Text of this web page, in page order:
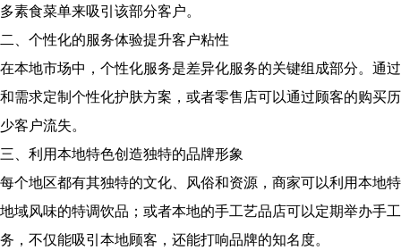
多素食菜单来吸引该部分客户。
二、个性化的服务体验提升客户粘性
在本地市场中，个性化服务是差异化服务的关键组成部分。通
和需求定制个性化护肤方案，或者零售店可以通过顾客的购买
少客户流失。
三、利用本地特色创造独特的品牌形象
每个地区都有其独特的文化、风俗和资源，商家可以利用本地
地域风味的特调饮品；或者本地的手工艺品店可以定期举办手
务，不仅能吸引本地顾客，还能打响品牌的知名度。